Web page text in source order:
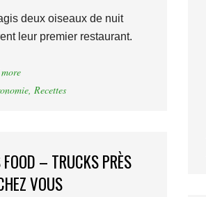
deux oiseaux de nuit
leur premier restaurant.
, Recettes
FOOD – TRUCKS PRÈS
VOUS